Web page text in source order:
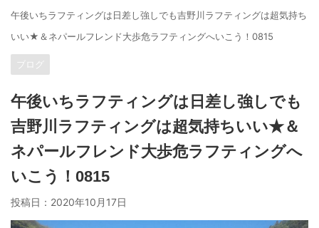
午後いちラフティングは日差し強しでも吉野川ラフティングは超気持ち
いい★＆ネパールフレンド大歩危ラフティングへいこう！0815
ブログ
午後いちラフティングは日差し強しでも
吉野川ラフティングは超気持ちいい★＆
ネパールフレンド大歩危ラフティングへ
いこう！0815
投稿日： 2020年10月17日